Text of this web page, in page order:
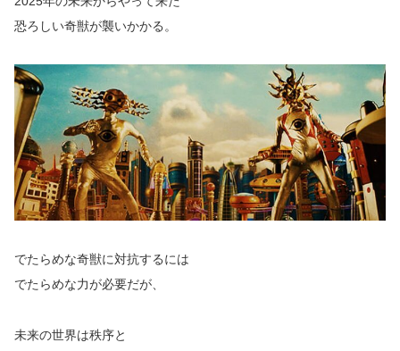
恐ろしい奇獣が襲いかかる。
でたらめな奇獣に対抗するには
でたらめな力が必要だが、
未来の世界は秩序と